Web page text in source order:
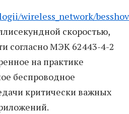
wireless_network/
скоростью,
согласно МЭК 62443-4-2
на практике
беспроводное
критически важных